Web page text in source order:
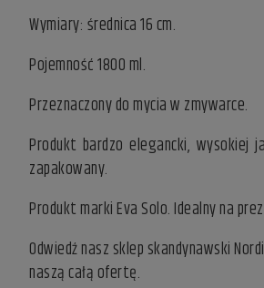
Wymiary: średnica 16 cm.
Pojemność 1800 ml.
Przeznaczony do mycia w zmywarce.
Produkt bardzo elegancki, wysokiej
zapakowany.
Produkt marki Eva Solo. Idealny na
Odwiedź nasz sklep skandynawski
naszą całą ofertę.